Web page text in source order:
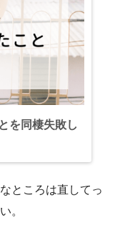
を同棲失敗し
ところは直してっ
。